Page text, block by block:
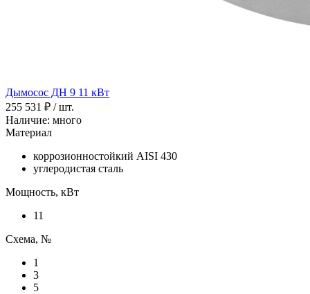
Дымосос ДН 9 11 кВт
255 531 ₽ / шт.
Наличие: много
Материал
коррозионностойкий AISI 430
углеродистая сталь
Мощность, кВт
11
Схема, №
1
3
5